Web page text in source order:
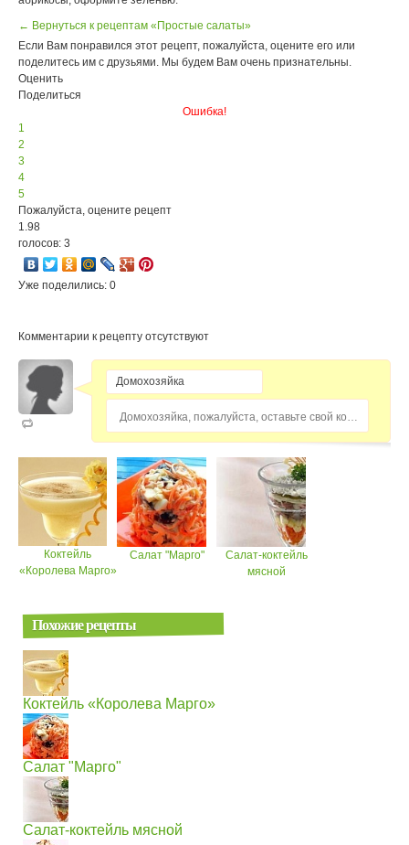
← Вернуться к рецептам «Простые салаты»
Если Вам понравился этот рецепт, пожалуйста, оцените его или
поделитесь им с друзьями. Мы будем Вам очень признательны.
Оценить
Поделиться
Ошибка!
1
2
3
4
5
Пожалуйста, оцените рецепт
1.98
голосов: 3
Уже поделились: 0
Комментарии к рецепту отсутствуют
Коктейль
«Королева Марго»
Салат "Марго"
Салат-коктейль
мясной
Похожие рецепты
Коктейль «Королева Марго»
Салат "Марго"
Салат-коктейль мясной